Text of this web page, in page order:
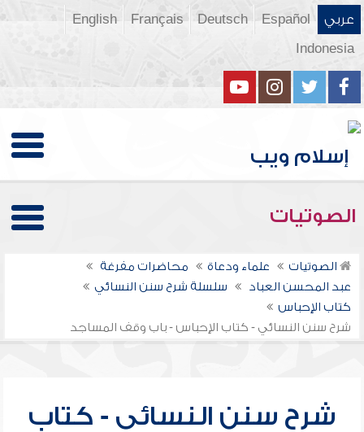
عربي Español
Deutsch
Français
English
Indonesia
الصوتيات
الصوتيات علماء ودعاة
محاضرات مفرغة
عبد المحسن العباد
سلسلة شرح سنن النسائي
كتاب الإحباس
شرح سنن النسائي - كتاب الإحباس - باب وقف المساجد
شرح سنن النسائي - كتاب